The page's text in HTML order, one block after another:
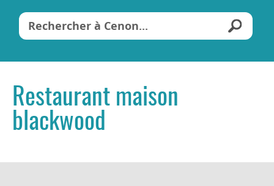
Restaurant maison
blackwood